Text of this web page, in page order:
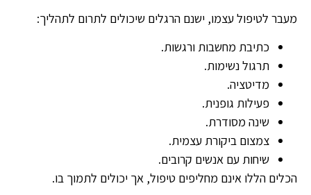
מעבר לטיפול עצמו, ישנם הרגלים שיכולים לתרום לתהליך:
כתיבת מחשבות ורגשות.
תרגול נשימות.
מדיטציה.
פעילות גופנית.
שינה מסודרת.
צמצום ביקורת עצמית.
שיחות עם אנשים קרובים.
הכלים הללו אינם מחליפים טיפול, אך יכולים לתמוך בו.